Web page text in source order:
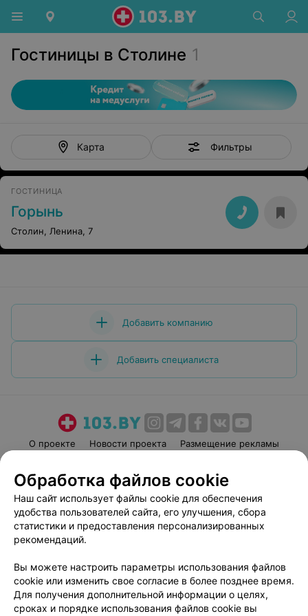
Гостиницы в Столине 1
Карта Фильтры
ГОСТИНИЦА
Горынь
Столин, Ленина, 7
Добавить компанию
Добавить специалиста
О проекте Новости проекта
Размещение рекламы
Пользовательское соглашение
Способы оплаты
Вакансии
Партнеры
Написать руководителю 103.by
Обработка персональных данных
Обработка файлов cookie
Наш сайт использует файлы cookie для обеспечения
удобства пользователей сайта, его улучшения, сбора
статистики и предоставления персонализированных
рекомендаций.
Вы можете настроить параметры использования файлов
cookie или изменить свое согласие в более позднее время.
Для получения дополнительной информации о целях,
сроках и порядке использования файлов cookie вы